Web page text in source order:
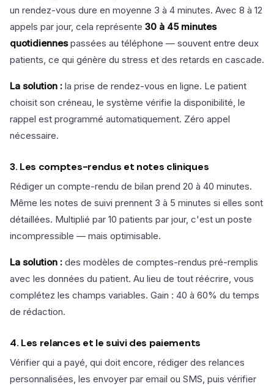
un rendez-vous dure en moyenne 3 à 4 minutes. Avec 8 à 12
appels par jour, cela représente 30 à 45 minutes
quotidiennespassées au téléphone — souvent entre deux
patients, ce qui génère du stress et des retards en cascade.
La solution : la prise de rendez-vous en ligne. Le patient
choisit son créneau, le système vérifie la disponibilité, le
rappel est programmé automatiquement. Zéro appel
nécessaire.
3. Les comptes-rendus et notes cliniques
Rédiger un compte-rendu de bilan prend 20 à 40 minutes.
Même les notes de suivi prennent 3 à 5 minutes si elles sont
détaillées. Multiplié par 10 patients par jour, c'est un poste
incompressible — mais optimisable.
La solution : des modèles de comptes-rendus pré-remplis
avec les données du patient. Au lieu de tout réécrire, vous
complétez les champs variables. Gain : 40 à 60% du temps
de rédaction.
4. Les relances et le suivi des paiements
Vérifier qui a payé, qui doit encore, rédiger des relances
personnalisées, les envoyer par email ou SMS, puis vérifier